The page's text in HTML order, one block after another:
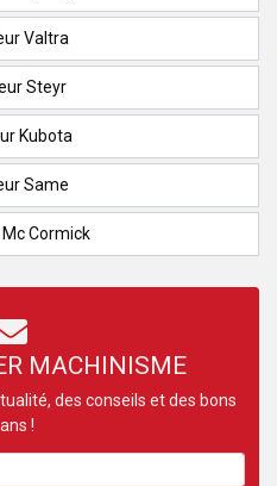
Valtra
Steyr
Kubota
Same
Cormick
MACHINISME
des conseils et des bons
!